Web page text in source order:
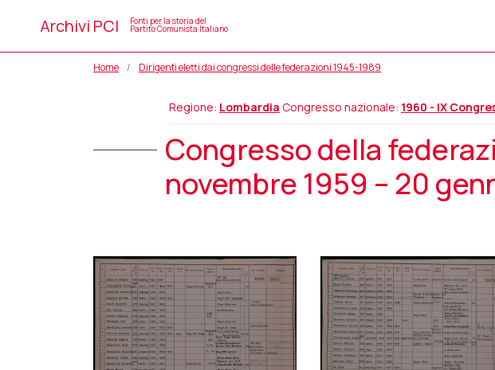
Archivi PCI Fonti per la storia del
Partito Comunista Italiano
Home Dirigenti eletti dai congressi delle federazioni 1945-1989
Regione: Lombardia Congresso nazionale: 1960 - IX
Congresso della
novembre 1959 – 20